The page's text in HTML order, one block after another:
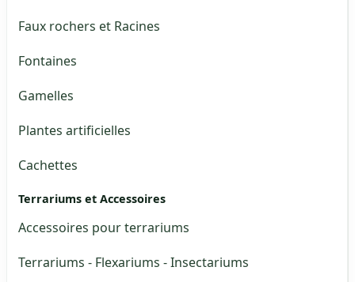
Faux rochers et Racines
Fontaines
Gamelles
Plantes artificielles
Cachettes
Terrariums et Accessoires
Accessoires pour terrariums
Terrariums - Flexariums - Insectariums